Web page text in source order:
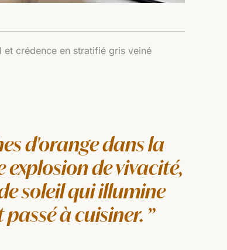
et crédence en stratifié gris veiné
d'orange dans la
de vivacité,
soleil qui illumine
à cuisiner.